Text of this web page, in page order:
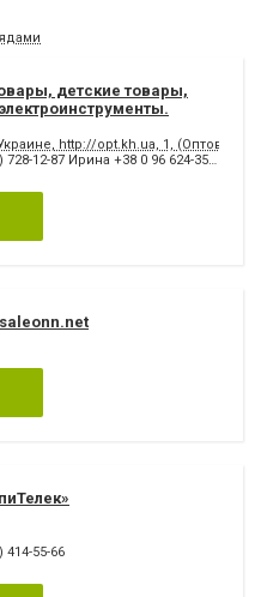
детские товары,
http://opt.kh.ua, 1, (Оптовые
12-87 Ирина +38 0 96 624-35-63 Юлия
414-55-66